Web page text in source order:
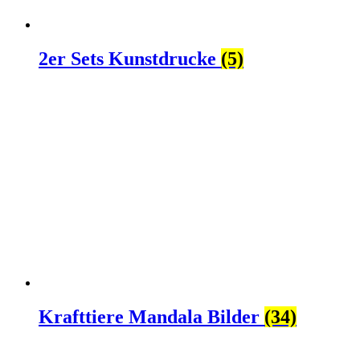
2er Sets Kunstdrucke (5)
Krafttiere Mandala Bilder (34)